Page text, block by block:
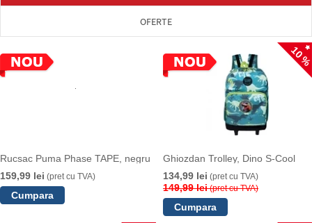
OFERTE
Rucsac Puma Phase TAPE, negru
159,99 lei (pret cu TVA)
10 %
Ghiozdan Trolley, Dino S-Cool
134,99 lei (pret cu TVA)
149,99 lei(pret cu TVA)